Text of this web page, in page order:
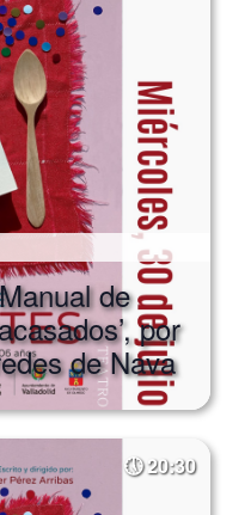
de
por
de Nava